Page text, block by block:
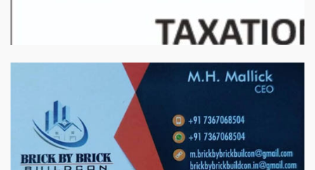
बिरादराने मिलात – अतिना वेलफ़ेयर फाउंडेशन, बेरोजगार महिलाओं के लिए बेहतर